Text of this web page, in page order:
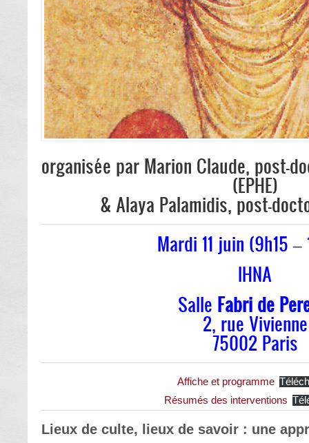
organisée par Marion Claude, post-
(EPHE)
& Alaya Palamidis, post-
Mardi 11 juin (9h15 –
IHNA
Salle Fabri de
2, rue Vivienne
75002 Paris
Affiche et programme
Résumés des interventions
Lieux de culte, lieux de savoir : une